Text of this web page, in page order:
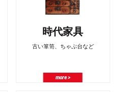
時代家具
古い箪笥、ちゃぶ台など
more >